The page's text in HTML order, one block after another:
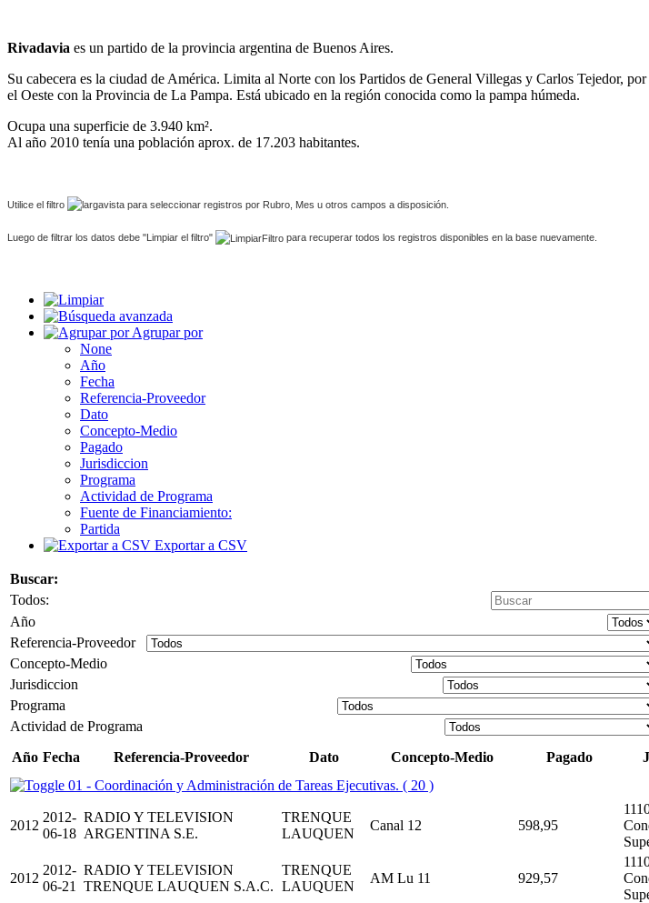
Rivadavia es un partido de la provincia argentina de Buenos Aires.
Su cabecera es la ciudad de América. Limita al Norte con los Partidos de General Villegas y Carlos Tejedor,
el Oeste con la Provincia de La Pampa. Está ubicado en la región conocida como la pampa húmeda.
Ocupa una superficie de 3.940 km².
Al año 2010 tenía una población aprox. de 17.203 habitantes.
Utilice el filtro para seleccionar registros por Rubro, Mes u otros campos a disposición.
Luego de filtrar los datos debe "Limpiar el filtro" para recuperar todos los registros disponibles en la base nuevamente.
Agrupar por
None
Año
Fecha
Referencia-Proveedor
Dato
Concepto-Medio
Pagado
Jurisdiccion
Programa
Actividad de Programa
Fuente de Financiamiento:
Partida
Exportar a CSV
Buscar:
Todos:
Año
Referencia-Proveedor
Concepto-Medio
Jurisdiccion
Programa
Actividad de Programa
Año Fecha Referencia-Proveedor Dato Concepto-Medio Pagado
01 - Coordinación y Administración de Tareas Ejecutivas. ( 20 )
2012
2012-
06-18
RADIO Y TELEVISION
ARGENTINA S.E.
TRENQUE
LAUQUEN
Canal 12 598,95
2012
2012-
06-21
RADIO Y TELEVISION
TRENQUE LAUQUEN S.A.C.
TRENQUE
LAUQUEN
AM Lu 11 929,57